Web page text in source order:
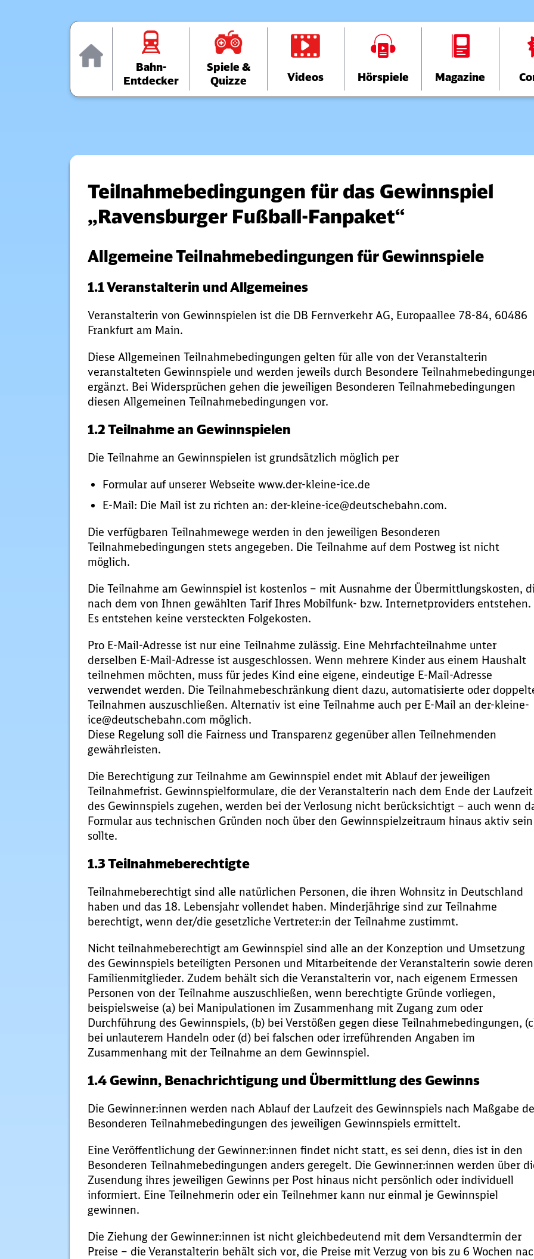
Home
Bahn-
Entdecker
Spiele &
Quizze
Videos Hörspiele Magazine
Teilnahmebedingungen für das Gewinnspiel
„Ravensburger Fußball‑Fanpaket“
Allgemeine Teilnahmebedingungen für Gewinnspiele
1.1 Veranstalterin und Allgemeines
Veranstalterin von Gewinnspielen ist die DB Fernverkehr AG, Europaallee 78-84, 60486
Frankfurt am Main.
Diese Allgemeinen Teilnahmebedingungen gelten für alle von der Veranstalterin
veranstalteten Gewinnspiele und werden jeweils durch Besondere
ergänzt. Bei Widersprüchen gehen die jeweiligen Besonderen Teilnahmebedingungen
diesen Allgemeinen Teilnahmebedingungen vor.
1.2 Teilnahme an Gewinnspielen
Die Teilnahme an Gewinnspielen ist grundsätzlich möglich per
Formular auf unserer Webseite www.der-kleine-ice.de
E-Mail: Die Mail ist zu richten an: der-kleine-ice@deutschebahn.com.
Die verfügbaren Teilnahmewege werden in den jeweiligen Besonderen
Teilnahmebedingungen stets angegeben. Die Teilnahme auf dem Postweg ist nicht
möglich.
Die Teilnahme am Gewinnspiel ist kostenlos – mit Ausnahme der Übermittlungskosten,
nach dem von Ihnen gewählten Tarif Ihres Mobilfunk- bzw. Internetproviders entstehen.
Es entstehen keine versteckten Folgekosten.
Pro E-Mail-Adresse ist nur eine Teilnahme zulässig. Eine Mehrfachteilnahme unter
derselben E-Mail-Adresse ist ausgeschlossen. Wenn mehrere Kinder aus einem Haushalt
teilnehmen möchten, muss für jedes Kind eine eigene, eindeutige E-Mail-Adresse
verwendet werden. Die Teilnahmebeschränkung dient dazu, automatisierte oder
Teilnahmen auszuschließen. Alternativ ist eine Teilnahme auch per E-Mail an der-kleine-
ice@deutschebahn.com möglich.
Diese Regelung soll die Fairness und Transparenz gegenüber allen Teilnehmenden
gewährleisten.
Die Berechtigung zur Teilnahme am Gewinnspiel endet mit Ablauf der jeweiligen
Teilnahmefrist. Gewinnspielformulare, die der Veranstalterin nach dem Ende der Laufzeit
des Gewinnspiels zugehen, werden bei der Verlosung nicht berücksichtigt – auch wenn
Formular aus technischen Gründen noch über den Gewinnspielzeitraum hinaus aktiv sein
sollte.
1.3 Teilnahmeberechtigte
Teilnahmeberechtigt sind alle natürlichen Personen, die ihren Wohnsitz in Deutschland
haben und das 18. Lebensjahr vollendet haben. Minderjährige sind zur Teilnahme
berechtigt, wenn der/die gesetzliche Vertreter:in der Teilnahme zustimmt.
Nicht teilnahmeberechtigt am Gewinnspiel sind alle an der Konzeption und Umsetzung
des Gewinnspiels beteiligten Personen und Mitarbeitende der Veranstalterin sowie deren
Familienmitglieder. Zudem behält sich die Veranstalterin vor, nach eigenem Ermessen
Personen von der Teilnahme auszuschließen, wenn berechtigte Gründe vorliegen,
beispielsweise (a) bei Manipulationen im Zusammenhang mit Zugang zum oder
Durchführung des Gewinnspiels, (b) bei Verstößen gegen diese Teilnahmebedingungen,
bei unlauterem Handeln oder (d) bei falschen oder irreführenden Angaben im
Zusammenhang mit der Teilnahme an dem Gewinnspiel.
1.4 Gewinn, Benachrichtigung und Übermittlung des Gewinns
Die Gewinner:innen werden nach Ablauf der Laufzeit des Gewinnspiels nach Maßgabe
Besonderen Teilnahmebedingungen des jeweiligen Gewinnspiels ermittelt.
Eine Veröffentlichung der Gewinner:innen findet nicht statt, es sei denn, dies ist in den
Besonderen Teilnahmebedingungen anders geregelt. Die Gewinner:innen werden über
Zusendung ihres jeweiligen Gewinns per Post hinaus nicht persönlich oder individuell
informiert. Eine Teilnehmerin oder ein Teilnehmer kann nur einmal je Gewinnspiel
gewinnen.
Die Ziehung der Gewinner:innen ist nicht gleichbedeutend mit dem Versandtermin der
Preise – die Veranstalterin behält sich vor, die Preise mit Verzug von bis zu 6 Wochen